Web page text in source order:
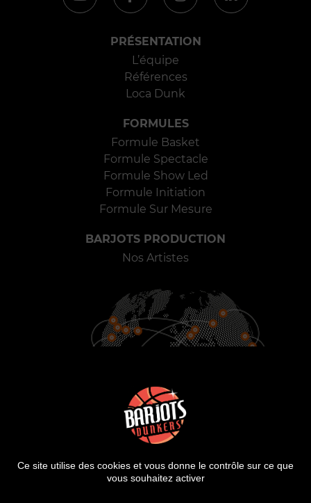
PRÉSENTATION
L’équipe
Références
Loca Dunk
FORMULES
Formule Basket
Formule Spectacle
Formule Show Led
Formule Initiation
Formule Sur Mesure
BARJOTS PRODUCTION
Nos Artistes
25
Ce site utilise des cookies et vous donne le contrôle sur ce que
vous souhaitez activer